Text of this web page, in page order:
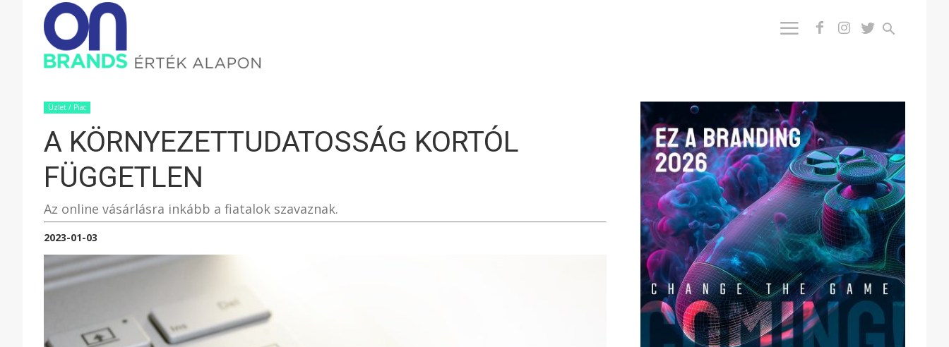
ÉRTÉK
Üzlet / Piac
A KÖRNYEZETTUDATOSSÁG KORTÓL
FÜGGETLEN
Az online vásárlásra inkább a fiatalok szavaznak.
2023-01-03